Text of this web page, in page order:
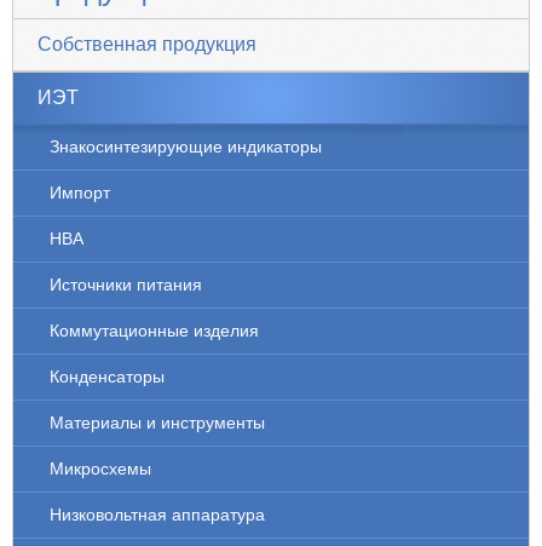
Собственная продукция
ИЭТ
Знакосинтезирующие индикаторы
Импорт
НВА
Источники питания
Коммутационные изделия
Конденсаторы
Материалы и инструменты
Микросхемы
Низковольтная аппаратура